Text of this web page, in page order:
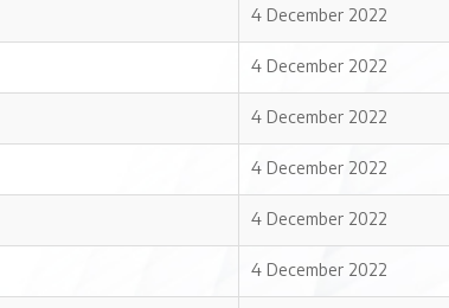
4 December 2022
4 December 2022
4 December 2022
4 December 2022
4 December 2022
4 December 2022